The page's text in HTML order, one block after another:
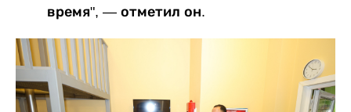
время", — отметил он.